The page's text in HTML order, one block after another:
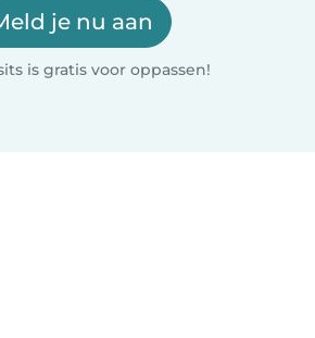
je nu aan
is gratis voor oppassen!